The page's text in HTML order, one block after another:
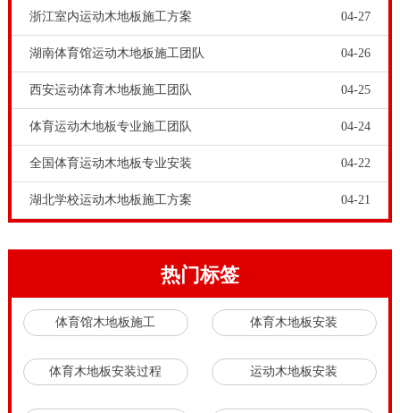
体育馆运动木地板铺装的安装条件，还要做到四个到
安装方案到位。体育馆运动木地板安装工程要用到一些
专业工程工具，比较笨拙不易携带，得走物流运输，所
以安装工具得按时到位；还有安装方案，一经确定就不
能更改，不然会出现返工和更改，费财又费时。
在体育场馆铺装现场，在体育馆运动木地板正式铺装之
前，先要做好铺装地面找平，除湿和清洁等准备工作。
欧氏体育馆运动木地板工程师指出，在体育场馆和剧院
浙江室内运动木地板施工方案 04-27
湖南体育馆运动木地板施工团队 04-26
西安运动体育木地板施工团队 04-25
体育运动木地板专业施工团队 04-24
全国体育运动木地板专业安装 04-22
湖北学校运动木地板施工方案 04-21
热门标签
体育馆木地板施工 体育木地板安装
体育木地板安装过程 运动木地板安装